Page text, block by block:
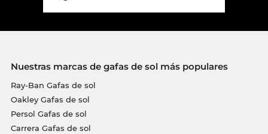
Nuestras marcas de gafas de sol más populares
Ray-Ban Gafas de sol
Oakley Gafas de sol
Persol Gafas de sol
Carrera Gafas de sol